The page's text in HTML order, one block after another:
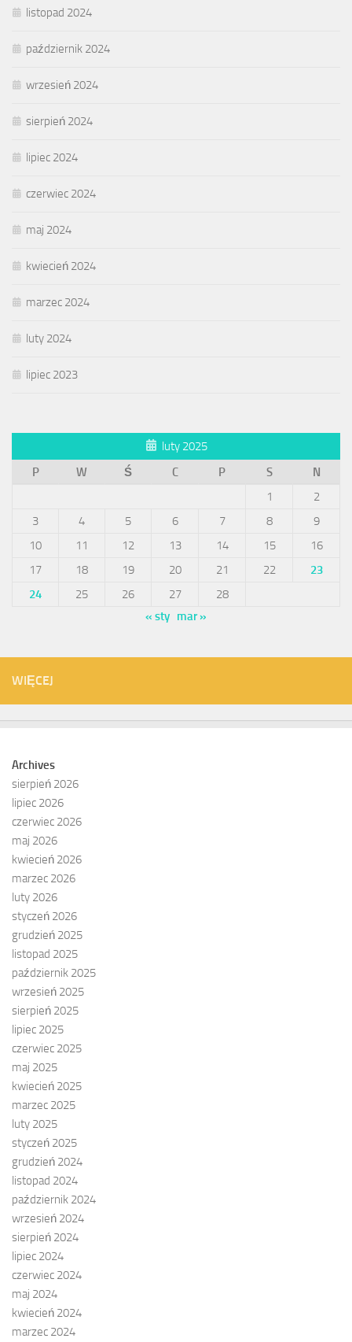
listopad 2024
październik 2024
wrzesień 2024
sierpień 2024
lipiec 2024
czerwiec 2024
maj 2024
kwiecień 2024
marzec 2024
luty 2024
lipiec 2023
luty 2025
P
W Ś C P S
N
1
2
3
4 5 6 7 8
9
10
11 12 13 14 15
16
17
18 19 20 21 22
23
24
25 26 27
28
« sty mar »
WIĘCEJ
Archives
sierpień 2026
lipiec 2026
czerwiec 2026
maj 2026
kwiecień 2026
marzec 2026
luty 2026
styczeń 2026
grudzień 2025
listopad 2025
październik 2025
wrzesień 2025
sierpień 2025
lipiec 2025
czerwiec 2025
maj 2025
kwiecień 2025
marzec 2025
luty 2025
styczeń 2025
grudzień 2024
listopad 2024
październik 2024
wrzesień 2024
sierpień 2024
lipiec 2024
czerwiec 2024
maj 2024
kwiecień 2024
marzec 2024